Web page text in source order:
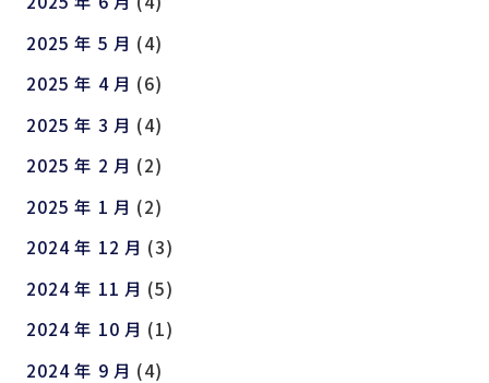
2025 年 5 月 (4)
2025 年 4 月 (6)
2025 年 3 月 (4)
2025 年 2 月 (2)
2025 年 1 月 (2)
2024 年 12 月 (3)
2024 年 11 月 (5)
2024 年 10 月 (1)
2024 年 9 月 (4)